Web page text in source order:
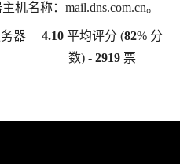
机名称：mail.dns.com.cn。
器
4.10 平均评分 (82% 分
数) -2919 票